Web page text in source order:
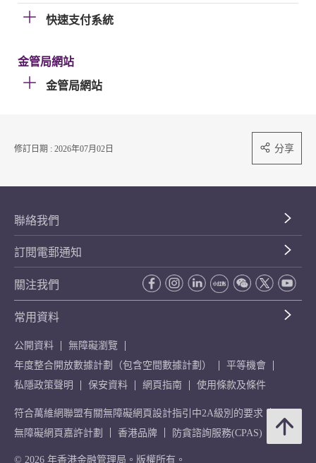
快速支付系統
金管局網站
金管局網站
修訂日期 : 2026年07月02日 分享
聯絡我們
訂閱電郵通知
關注我們
常用資料
公開資料
無障礙瀏覽
年度整合開放數據計劃（包含空間數據計劃）
平等機會
私隱政策聲明
保安資料 網頁指南 使用條款及條件
符合萬維網聯盟有關無障礙網頁設計指引中2A級別的要求
無障礙網頁嘉許計劃
香港品牌 防貪諮詢服務(CPAS)
© 2026 年香港金融管理局。版權所有。